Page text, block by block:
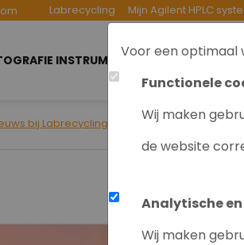
Voor een optimaal
Functionele
Wij maken
de website
Analytische
Wij maken
Labrecycling Mijn Agilent HPLC
INSTRUMENTEN INKOOP
bij Labrecycling Agilent 7890A GC-